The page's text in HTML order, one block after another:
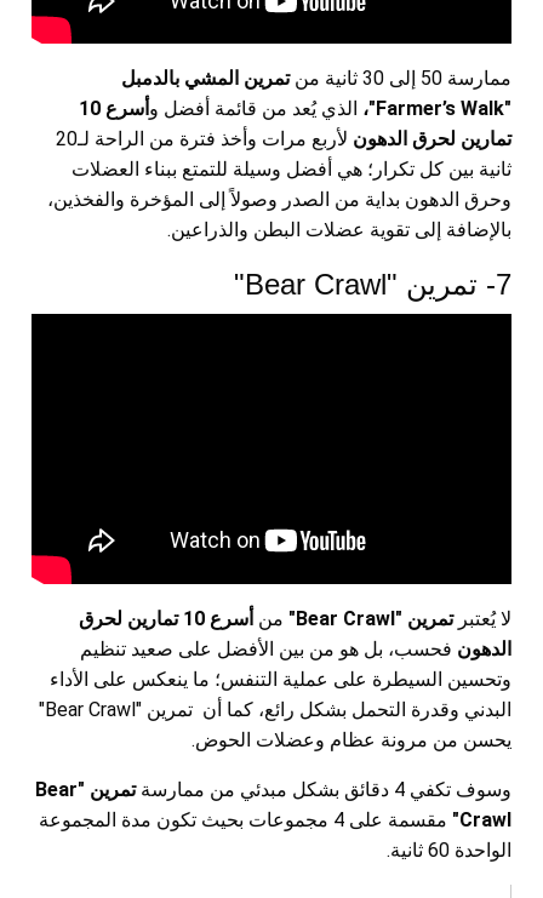
ممارسة 50 إلى 30 ثانية من
تمرين المشي بالدمبل
"Farmer’s Walk"،
الذي يُعد من قائمة أفضل و
أسرع 10
تمارين لحرق الدهون
لأربع مرات وأخذ فترة من الراحة لـ20
ثانية بين كل تكرار؛ هي أفضل وسيلة للتمتع ببناء العضلات
وحرق الدهون بداية من الصدر وصولاً إلى المؤخرة والفخذين،
بالإضافة إلى تقوية عضلات البطن والذراعين.
7- تمرين "Bear Crawl"
لا يُعتبرتمرين "Bear Crawl" من
أسرع 10 تمارين لحرق
الدهون فحسب، بل هو من بين الأفضل على صعيد تنظيم
وتحسين السيطرة على عملية التنفس؛ ما ينعكس على الأداء
البدني وقدرة التحمل بشكل رائع، كما أن تمرين "Bear Crawl"
يحسن من مرونة عظام وعضلات الحوض.
وسوف تكفي 4 دقائق بشكل مبدئي من ممارسة
تمرين "Bear
Crawl"
مقسمة على 4 مجموعات بحيث تكون مدة المجموعة
الواحدة 60 ثانية.